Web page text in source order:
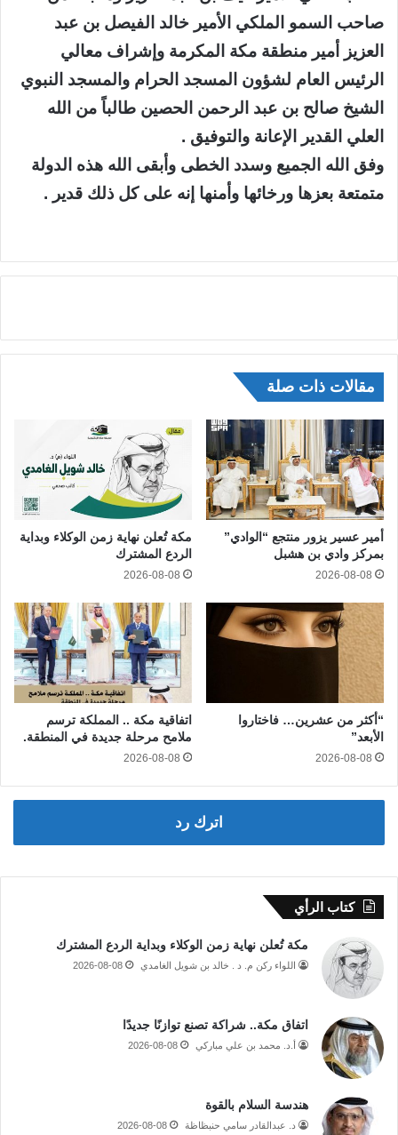
صاحب السمو الملكي الأمير خالد الفيصل بن عبد
العزيز أمير منطقة مكة المكرمة وإشراف معالي
الرئيس العام لشؤون المسجد الحرام والمسجد النبوي
الشيخ صالح بن عبد الرحمن الحصين طالباً من الله
العلي القدير الإعانة والتوفيق .
وفق الله الجميع وسدد الخطى وأبقى الله هذه الدولة
متمتعة بعزها ورخائها وأمنها إنه على كل ذلك قدير .
مقالات ذات صلة
أمير عسير يزور منتجع “الوادي”
بمركز وادي بن هشبل
2026-08-08
مكة تُعلن نهاية زمن الوكلاء وبداية
الردع المشترك
2026-08-08
“أكثر من عشرين… فاختاروا
الأبعد”
2026-08-08
اتفاقية مكة .. المملكة ترسم
ملامح مرحلة جديدة في المنطقة.
2026-08-08
اترك رد
كتاب الرأي
مكة تُعلن نهاية زمن الوكلاء وبداية الردع المشترك
اللواء ركن م. د . خالد بن شويل الغامدي 2026-08-08
اتفاق مكة.. شراكة تصنع توازنًا جديدًا
أ.د. محمد بن علي مباركي 2026-08-08
هندسة السلام بالقوة
د. عبدالقادر سامي حنبظاظة 2026-08-08